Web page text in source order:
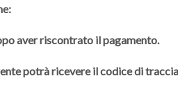
aver riscontrato il pagamento.
potrà ricevere il codice di